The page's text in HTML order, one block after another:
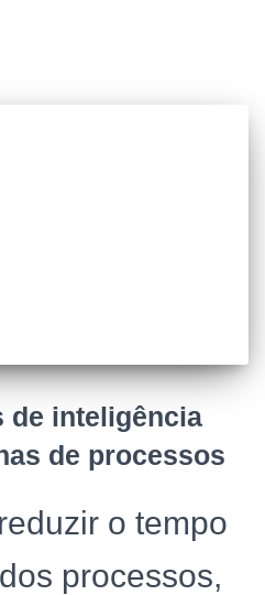
de inteligência
de processos
o tempo
processos,